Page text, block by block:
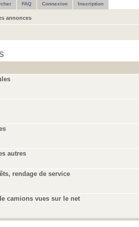
FAQ Connexion Inscription
annonces
autres
rendage de service
camions vues sur le net